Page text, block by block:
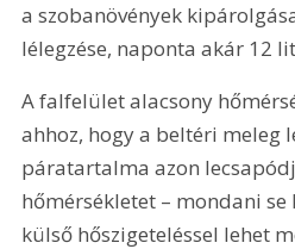
a szobanövények
lélegzése, naponta akár 12
A falfelület alacsony
ahhoz, hogy a beltéri meleg
páratartalma azon
hőmérsékletet – mondani se
külső hőszigeteléssel lehet